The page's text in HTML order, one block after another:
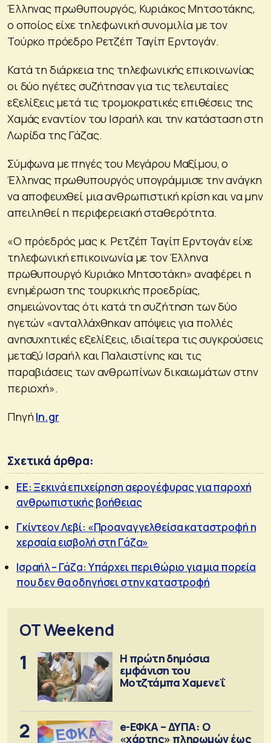
Έλληνας πρωθυπουργός, Κυριάκος Μητσοτάκης,
ο οποίος είχε τηλεφωνική συνομιλία με τον
Τούρκο πρόεδρο Ρετζέπ Ταγίπ Ερντογάν.
Κατά τη διάρκεια της τηλεφωνικής επικοινωνίας
οι δύο ηγέτες συζήτησαν για τις τελευταίες
εξελίξεις μετά τις τρομοκρατικές επιθέσεις της
Χαμάς εναντίον του Ισραήλ και την κατάσταση στη
Λωρίδα της Γάζας.
Σύμφωνα με πηγές του Μεγάρου Μαξίμου, ο
Έλληνας πρωθυπουργός υπογράμμισε την ανάγκη
να αποφευχθεί μια ανθρωπιστική κρίση και να μην
απειληθεί η περιφερειακή σταθερότητα.
«Ο πρόεδρός μας κ. Ρετζέπ Ταγίπ Ερντογάν είχε
τηλεφωνική επικοινωνία με τον Έλληνα
πρωθυπουργό Κυριάκο Μητσοτάκη» αναφέρει η
ενημέρωση της τουρκικής προεδρίας,
σημειώνοντας ότι κατά τη συζήτηση των δύο
ηγετών «ανταλλάχθηκαν απόψεις για πολλές
ανησυχητικές εξελίξεις, ιδιαίτερα τις συγκρούσεις
μεταξύ Ισραήλ και Παλαιστίνης και τις
παραβιάσεις των ανθρωπίνων δικαιωμάτων στην
περιοχή».
ΠηγήIn.gr
Σχετικά άρθρα:
ΕΕ: Ξεκινά επιχείρηση αερογέφυρας για παροχή
ανθρωπιστικής βοήθειας
Γκίντεον Λεβί: «Προαναγγελθείσα καταστροφή η
χερσαία εισβολή στη Γάζα»
Ισραήλ – Γάζα: Υπάρχει περιθώριο για μια πορεία
που δεν θα οδηγήσει στην καταστροφή
OT Weekend
1
Η πρώτη δημόσια
εμφάνιση του
Μοτζτάμπα Χαμενεΐ
2
e-ΕΦΚΑ – ΔΥΠΑ: Ο
«χάρτης» πληρωμών έως